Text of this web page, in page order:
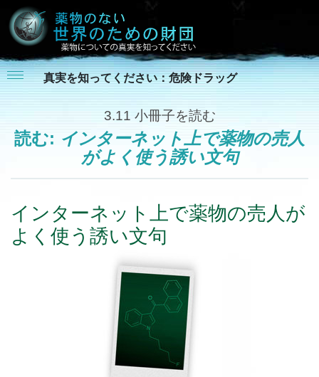
真実を知ってください：危険ドラッグ
3.11 小冊子を読む
読む: インターネット上で薬物の売人
がよく使う誘い文句
インターネット上で薬物の売人が
よく使う誘い文句